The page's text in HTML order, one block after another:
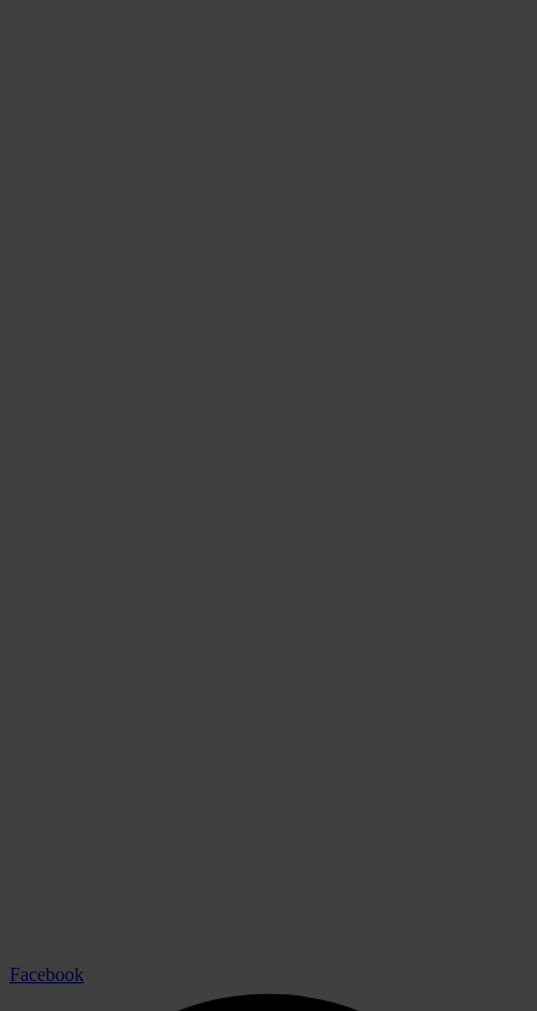
Facebook